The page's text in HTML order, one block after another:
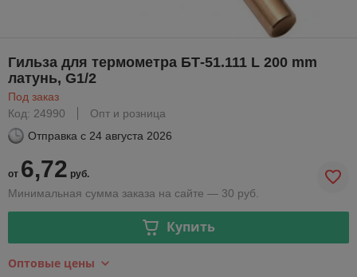
Гильза для термометра БТ-51.111 L 200 mm
латунь, G1/2
Под заказ
Код: 24990
Опт и розница
Отправка с 24 августа 2026
от 6,72 руб.
Минимальная сумма заказа на сайте — 30 руб.
Купить
Оптовые цены